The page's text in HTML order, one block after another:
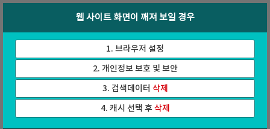
가
기
인터넷방송
웹 사이트 화면이 깨져 보일 경우
1. 브라우저 설정
2. 개인정보 보호 및 보안
3. 검색데이터 삭제
4. 캐시 선택 후삭제